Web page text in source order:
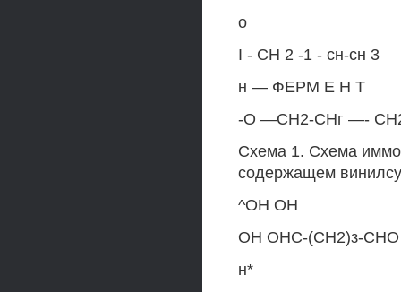
о
I - СН 2 -1 - сн-сн 3
н — ФЕРМ Е Н Т
-О —СН2-СНг —-
Схема 1. Схема
содержащем
^ОН ОН
ОН ОНС-(СН2)з-СНО
н*